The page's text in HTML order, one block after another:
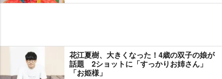
花江夏樹、大きくなった！4歳の双子の娘が
話題 2ショットに「すっかりお姉さん」
「お姫様」